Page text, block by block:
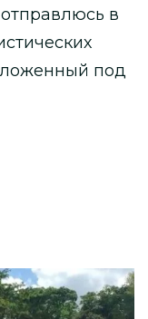
в
под